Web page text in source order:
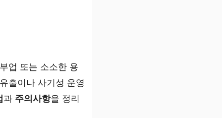
업 또는 소소한 용
출이나 사기성 운영
과 주의사항을 정리